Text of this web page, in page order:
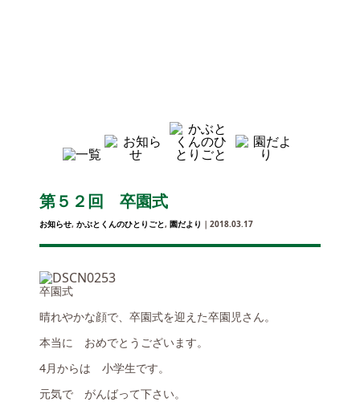
第５２回 卒園式
お知らせ, かぶとくんのひとりごと, 園だより ｜2018.03.17
卒園式
晴れやかな顔で、卒園式を迎えた卒園児さん。
本当に おめでとうございます。
4月からは 小学生です。
元気で がんばって下さい。